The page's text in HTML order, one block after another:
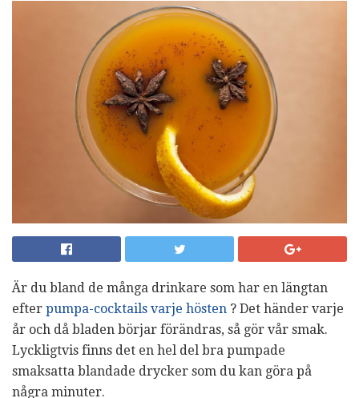
Är du bland de många drinkare som har en längtan
efter pumpa-cocktails varje hösten ? Det händer varje
år och då bladen börjar förändras, så gör vår smak.
Lyckligtvis finns det en hel del bra pumpade
smaksatta blandade drycker som du kan göra på
några minuter.